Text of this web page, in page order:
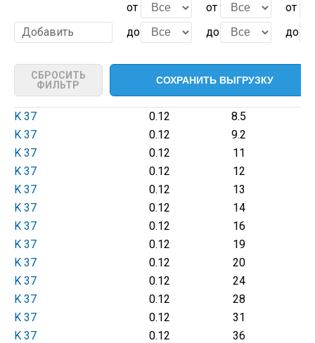
Добавить
от
до
от
до
от
до
СБРОСИТЬ
ФИЛЬТР
K 37 0.12 8.5
K 37
0.12 9.2
K 37
0.12 11
K 37
0.12
12
K 37
0.12
13
K 37
0.12
14
K 37
0.12
16
K 37
0.12
19
K 37
0.12
20
K 37
0.12
24
K 37
0.12
28
K 37
0.12
31
K 37
0.12 36